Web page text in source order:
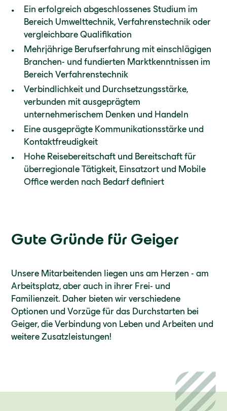
Ein erfolgreich abgeschlossenes Studium im
Bereich Umwelttechnik, Verfahrenstechnik oder
vergleichbare Qualifikation
Mehrjährige Berufserfahrung mit einschlägigen
Branchen- und fundierten Marktkenntnissen im
Bereich Verfahrenstechnik
Verbindlichkeit und Durchsetzungsstärke,
verbunden mit ausgeprägtem
unternehmerischem Denken und Handeln
Eine ausgeprägte Kommunikationsstärke und
Kontaktfreudigkeit
Hohe Reisebereitschaft und Bereitschaft für
überregionale Tätigkeit, Einsatzort und Mobile
Office werden nach Bedarf definiert
Gute Gründe für Geiger
Unsere Mitarbeitenden liegen uns am Herzen - am
Arbeitsplatz, aber auch in ihrer Frei- und
Familienzeit. Daher bieten wir verschiedene
Optionen und Vorzüge für das Durchstarten bei
Geiger, die Verbindung von Leben und Arbeiten und
weitere Zusatzleistungen!